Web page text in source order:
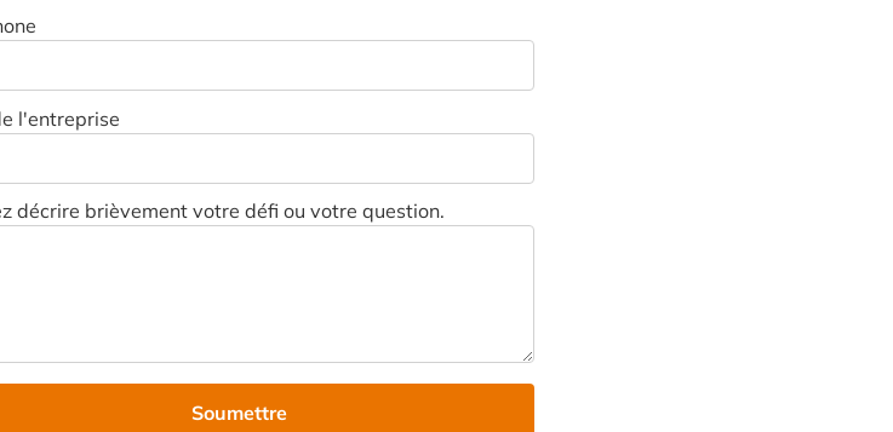
l'entreprise
décrire brièvement votre défi ou votre question.